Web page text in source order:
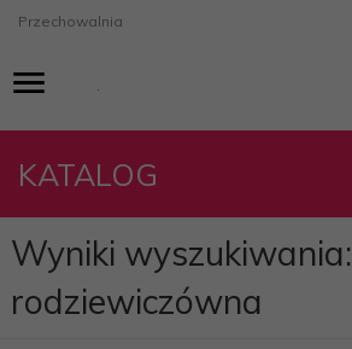
Przechowalnia
KATALOG
Wyniki wyszukiwania:
rodziewiczówna